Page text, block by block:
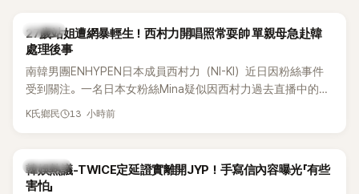
K-POP
27歲站姐遭網暴輕生！西村力開唱照常耍帥 單親母急赴韓
處理後事
南韓男團ENHYPEN日本成員西村力（NI-KI）近日因粉絲事件
受到關注。一名日本女粉絲Mina疑似因西村力過去直播中的言
論遭外界解讀，進而捲入網路爭議，承受大量負面留言。日前
K氏鄉民 13 小時前
熱議討論
韓娛熱議-TWICE定延證實離開JYP！手寫信內容曝光「有些
害怕」